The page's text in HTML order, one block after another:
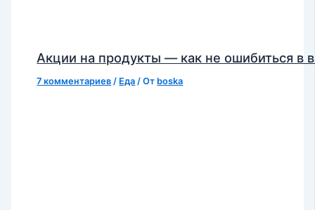
Акции на продукты — как не ошибиться в
7 комментариев / Еда / От boska